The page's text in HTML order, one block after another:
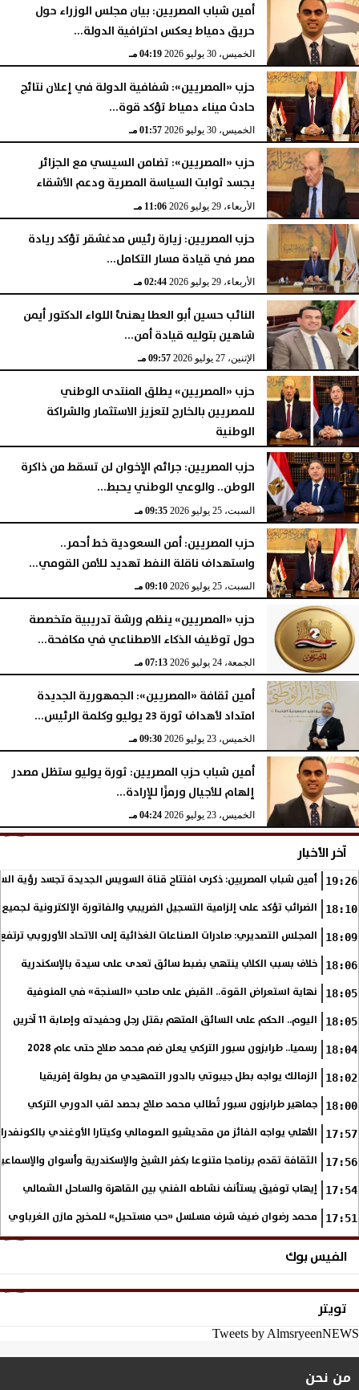
أمين شباب المصريين: بيان مجلس الوزراء حول
حريق دمياط يعكس احترافية الدولة...
الخميس، 30 يوليو 2026 04:19 مـ
حزب «المصريين»: شفافية الدولة في إعلان نتائج
حادث ميناء دمياط تؤكد قوة...
الخميس، 30 يوليو 2026 01:57 مـ
حزب «المصريين»: تضامن السيسي مع الجزائر
يجسد ثوابت السياسة المصرية ودعم الأشقاء
الأربعاء، 29 يوليو 2026 11:06 مـ
حزب المصريين: زيارة رئيس مدغشقر تؤكد ريادة
مصر في قيادة مسار التكامل...
الأربعاء، 29 يوليو 2026 02:44 مـ
النائب حسين أبو العطا يهنئ اللواء الدكتور أيمن
شاهين بتوليه قيادة أمن...
الإثنين، 27 يوليو 2026 09:57 مـ
حزب «المصريين» يطلق المنتدى الوطني
للمصريين بالخارج لتعزيز الاستثمار والشراكة
الوطنية
الأحد، 26 يوليو 2026 08:42 مـ
حزب المصريين: جرائم الإخوان لن تسقط من ذاكرة
الوطن.. والوعي الوطني يحبط...
السبت، 25 يوليو 2026 09:35 مـ
حزب المصريين: أمن السعودية خط أحمر..
واستهداف ناقلة النفط تهديد للأمن القومي...
السبت، 25 يوليو 2026 09:10 مـ
حزب «المصريين» ينظم ورشة تدريبية متخصصة
حول توظيف الذكاء الاصطناعي في مكافحة...
الجمعة، 24 يوليو 2026 07:13 مـ
أمين ثقافة «المصريين»: الجمهورية الجديدة
امتداد لأهداف ثورة 23 يوليو وكلمة الرئيس...
الخميس، 23 يوليو 2026 09:30 مـ
أمين شباب حزب المصريين: ثورة يوليو ستظل مصدر
إلهام للأجيال ورمزًا للإرادة...
الخميس، 23 يوليو 2026 04:24 مـ
آخر الأخبار
19:26 أمين شباب المصريين: ذكرى افتتاح قناة السويس الجديدة تجسد رؤية
18:10 الضرائب تؤكد على إلزامية التسجيل الضريبي والفاتورة الإلكترونية
18:09 المجلس التصديري: صادرات الصناعات الغذائية إلى الاتحاد الأوروبي ترتفع 15.4% خلال النصف الأول من
18:06 خلاف بسبب الكلاب ينتهي بضبط سائق تعدى على سيدة بالإسكندرية
18:05 نهاية استعراض القوة.. القبض على صاحب «السنجة» في المنوفية
18:05 اليوم.. الحكم على السائق المتهم بقتل رجل وحفيدته وإصابة 11 آخرين
18:04 رسميا.. طرابزون سبور التركي يعلن ضم محمد صلاح حتى عام 2028
18:02 الزمالك يواجه بطل جيبوتي بالدور التمهيدي من بطولة إفريقيا
18:00 جماهير طرابزون سبور تُطالب محمد صلاح بحصد لقب الدوري التركي
17:57 الأهلي يواجه الفائز من مقديشيو الصومالي وكيتارا الأوغندي
17:56 الثقافة تقدم برنامجا متنوعا بكفر الشيخ والإسكندرية وأسوان
17:54 إيهاب توفيق يستأنف نشاطه الفني بين القاهرة والساحل الشمالي
17:51 محمد رضوان ضيف شرف مسلسل «حب مستحيل» للمخرج مازن الغرباوي
الفيس بوك
تويتر
Tweets by AlmsryeenNEWS
من نحن